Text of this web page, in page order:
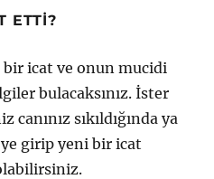
ETTI?
icat ve onun mucidi
bulacaksınız. İster
canınız sıkıldığında ya
girip yeni bir icat